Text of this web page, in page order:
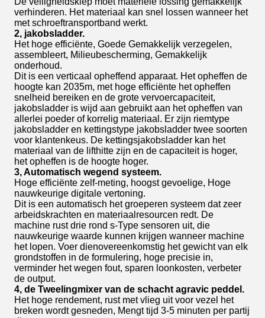
verhinderen. Het materiaal kan snel lossen wanneer het
met schroeftransportband werkt.
2, jakobsladder.
Het hoge efficiënte, Goede Gemakkelijk verzegelen,
assembleert, Milieubescherming, Gemakkelijk
onderhoud.
Dit is een verticaal opheffend apparaat. Het opheffen de
hoogte kan 2035m, met hoge efficiënte het opheffen
snelheid bereiken en de grote vervoercapaciteit,
jakobsladder is wijd aan gebruikt aan het opheffen van
allerlei poeder of korrelig materiaal. Er zijn riemtype
jakobsladder en kettingstype jakobsladder twee soorten
voor klantenkeus. De kettingsjakobsladder kan het
materiaal van de lifthitte zijn en de capaciteit is hoger,
het opheffen is de hoogte hoger.
3, Automatisch wegend systeem.
Hoge efficiënte zelf-meting, hoogst gevoelige, Hoge
nauwkeurige digitale vertoning.
Dit is een automatisch het groeperen systeem dat zeer
arbeidskrachten en materiaalresourcen redt. De
machine rust drie rond s-Type sensoren uit, die
nauwkeurige waarde kunnen krijgen wanneer machine
het lopen. Voer dienovereenkomstig het gewicht van elk
grondstoffen in de formulering, hoge precisie in,
verminder het wegen fout, sparen loonkosten, verbeter
de output.
4, de Tweelingmixer van de schacht agravic peddel.
Het hoge rendement, rust met vlieg uit voor vezel het
breken wordt gesneden, Mengt tijd 3-5 minuten per partij